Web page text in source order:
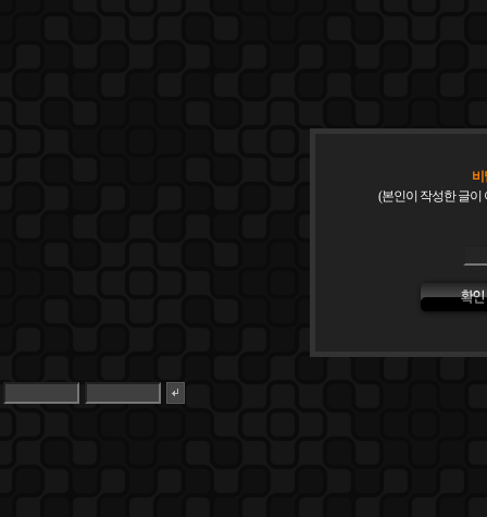
비
(본인이 작성한 글이